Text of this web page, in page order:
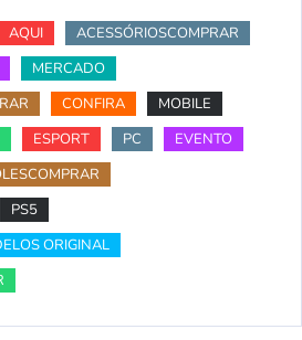
AQUI
ACESSÓRIOSCOMPRAR
MERCADO
CONFIRA
MOBILE
ESPORT PC
EVENTO
PS5
ORIGINAL